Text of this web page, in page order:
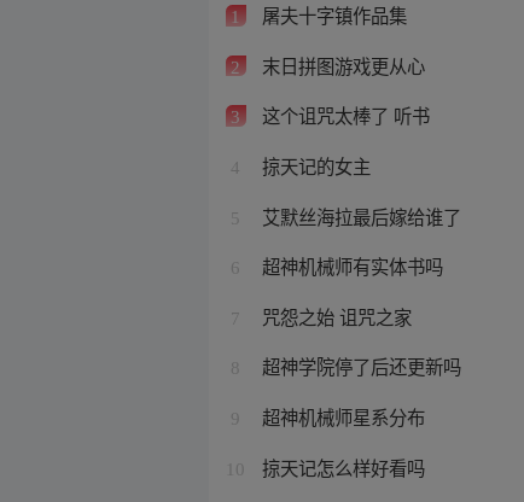
1 屠夫十字镇作品集
2 末日拼图游戏更从心
3 这个诅咒太棒了 听书
4 掠天记的女主
5 艾默丝海拉最后嫁给谁了
6 超神机械师有实体书吗
7 咒怨之始 诅咒之家
8 超神学院停了后还更新吗
9 超神机械师星系分布
10 掠天记怎么样好看吗